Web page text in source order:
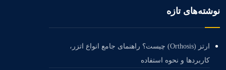
نوشته‌های تازه
ارتز (Orthosis) چیست؟ راهنمای جامع انواع اتزر،
کاربردها و نحوه استفاده